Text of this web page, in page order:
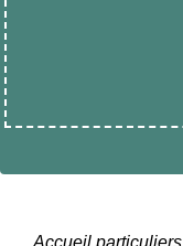
Accueil particuliers